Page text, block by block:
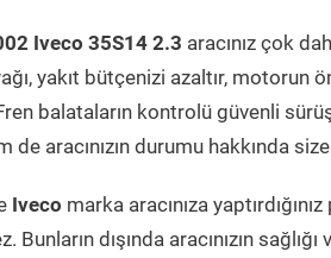
Iveco 35S14 2.3 aracınız çok
yakıt bütçenizi azaltır, motorun
balataların kontrolü güvenli
de aracınızın durumu hakkında
Iveco marka aracınıza
dışında aracınızın